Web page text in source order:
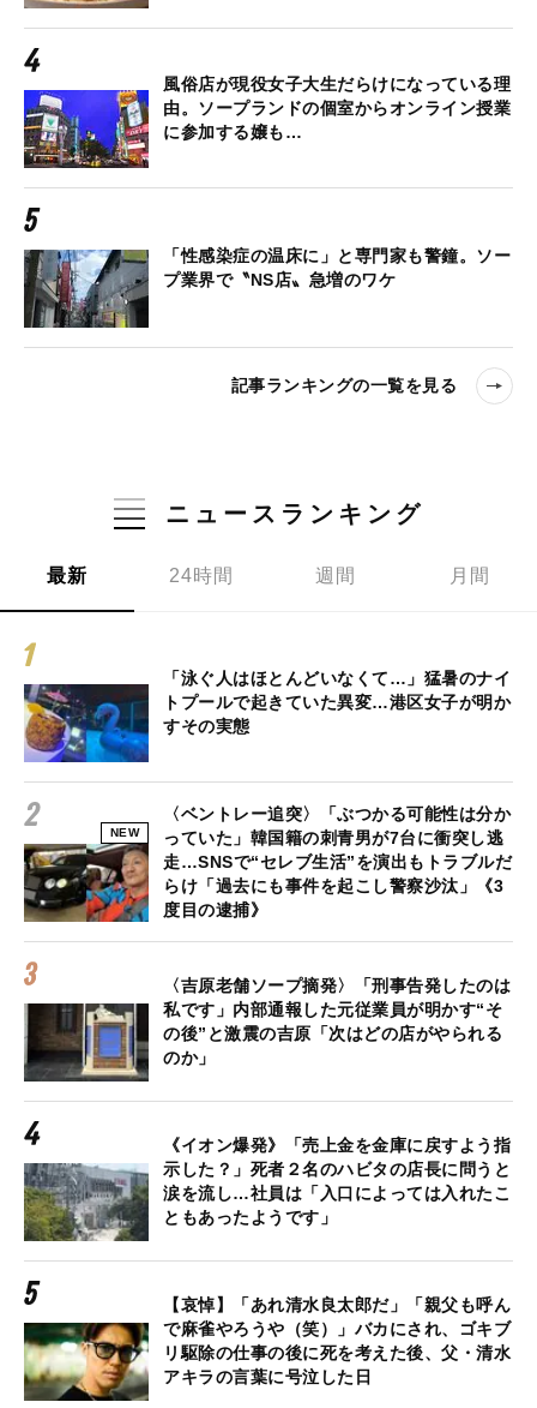
風俗店が現役女子大生だらけになっている理
由。ソープランドの個室からオンライン授業
に参加する嬢も…
「性感染症の温床に」と専門家も警鐘。ソー
プ業界で〝NS店〟急増のワケ
記事ランキングの一覧を見る
ニュースランキング
最新 24時間 週間 月間
「泳ぐ人はほとんどいなくて…」猛暑のナイ
トプールで起きていた異変…港区女子が明か
すその実態
NEW
〈ベントレー追突〉「ぶつかる可能性は分か
っていた」韓国籍の刺青男が7台に衝突し逃
走…SNSで“セレブ生活”を演出もトラブルだ
らけ「過去にも事件を起こし警察沙汰」《3
度目の逮捕》
〈吉原老舗ソープ摘発〉「刑事告発したのは
私です」内部通報した元従業員が明かす“そ
の後”と激震の吉原「次はどの店がやられる
のか」
《イオン爆発》「売上金を金庫に戻すよう指
示した？」死者２名のハビタの店長に問うと
涙を流し…社員は「入口によっては入れたこ
ともあったようです」
【哀悼】「あれ清水良太郎だ」「親父も呼ん
で麻雀やろうや（笑）」バカにされ、ゴキブ
リ駆除の仕事の後に死を考えた後、父・清水
アキラの言葉に号泣した日